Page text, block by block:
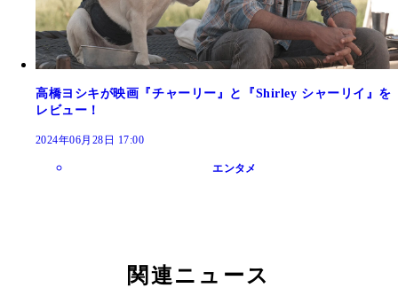
高橋ヨシキが映画『チャーリー』と『Shirley シャーリイ』を
レビュー！
2024年06月28日 17:00
エンタメ
関連ニュース